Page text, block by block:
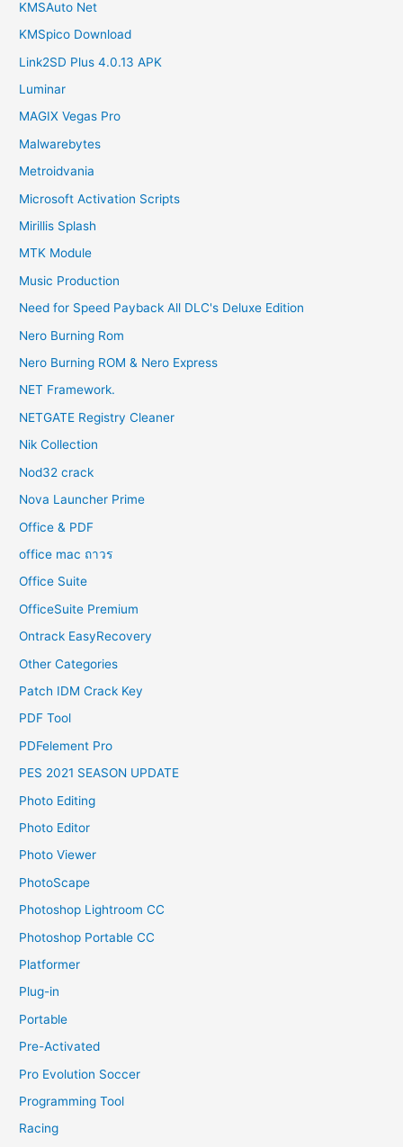
KMSAuto Net
KMSpico Download
Link2SD Plus 4.0.13 APK
Luminar
MAGIX Vegas Pro
Malwarebytes
Metroidvania
Microsoft Activation Scripts
Mirillis Splash
MTK Module
Music Production
Need for Speed Payback All DLC's Deluxe Edition
Nero Burning Rom
Nero Burning ROM & Nero Express
NET Framework.
NETGATE Registry Cleaner
Nik Collection
Nod32 crack
Nova Launcher Prime
Office & PDF
office mac ถาวร
Office Suite
OfficeSuite Premium
Ontrack EasyRecovery
Other Categories
Patch IDM Crack Key
PDF Tool
PDFelement Pro
PES 2021 SEASON UPDATE
Photo Editing
Photo Editor
Photo Viewer
PhotoScape
Photoshop Lightroom CC
Photoshop Portable CC
Platformer
Plug-in
Portable
Pre-Activated
Pro Evolution Soccer
Programming Tool
Racing